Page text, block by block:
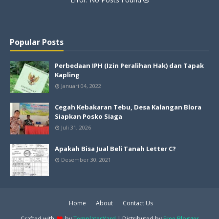
Popular Posts
Perbedaan IPH (Izin Peralihan Hak) dan Tapak
Kapling
Januari 04, 2022
Cegah Kebakaran Tebu, Desa Kalangan Blora
Siapkan Posko Siaga
Juli 31, 2026
Apakah Bisa Jual Beli Tanah Letter C?
Desember 30, 2021
Home About
Contact Us